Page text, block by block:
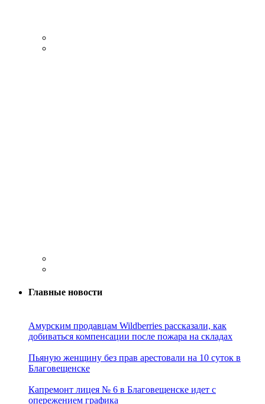
Главные новости
Амурским продавцам Wildberries рассказали, как
добиваться компенсации после пожара на складах
Пьяную женщину без прав арестовали на 10 суток в
Благовещенске
Капремонт лицея № 6 в Благовещенске идет с
опережением графика